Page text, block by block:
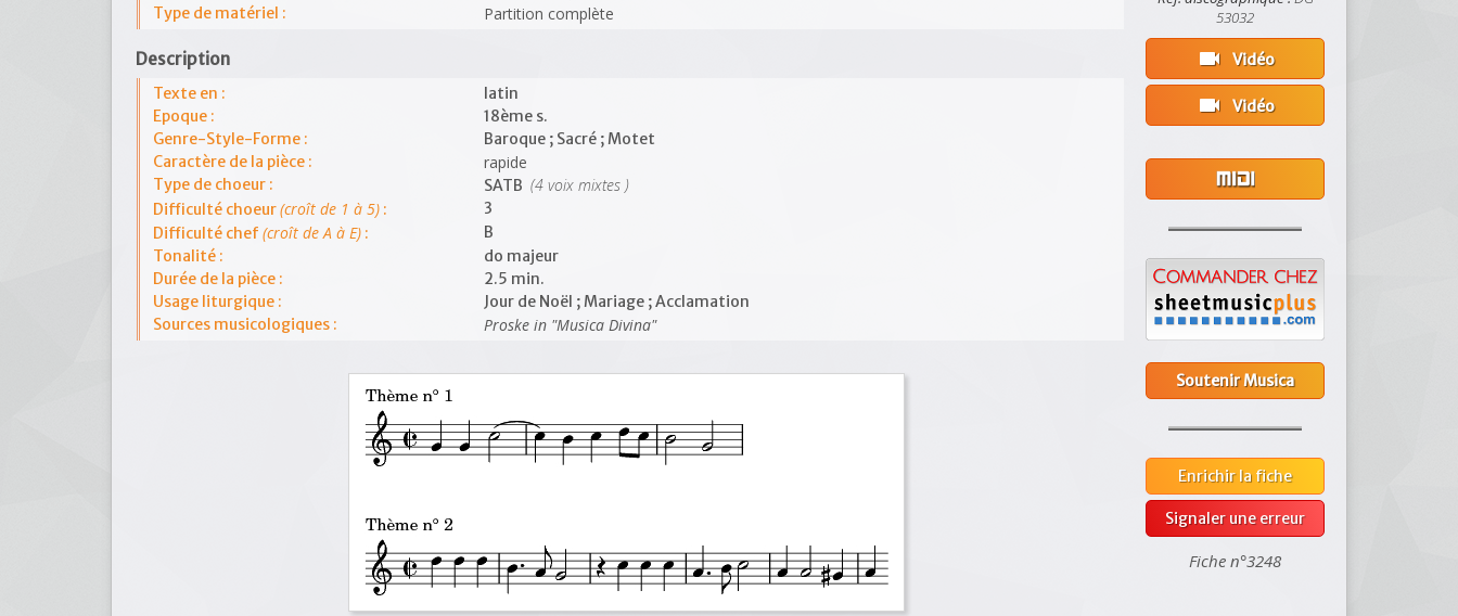
Type de matériel : Partition complète
Description
Texte en :
latin
Epoque :
18ème s.
Genre-Style-Forme :
Baroque ; Sacré ; Motet
Caractère de la pièce :
rapide
Type de choeur : SATB (4 voix mixtes )
Difficulté choeur(croît de 1 à 5) :
3
Difficulté chef (croît de A à E) :
B
Tonalité :
do majeur
Durée de la pièce :
2.5 min.
Usage liturgique :
Jour de Noël ; Mariage ; Acclamation
Sources musicologiques :
Proske in "Musica Divina"
53032
videocam Vidéo
videocam Vidéo
Soutenir Musica
Enrichir la fiche
Signaler une erreur
Fiche n°3248